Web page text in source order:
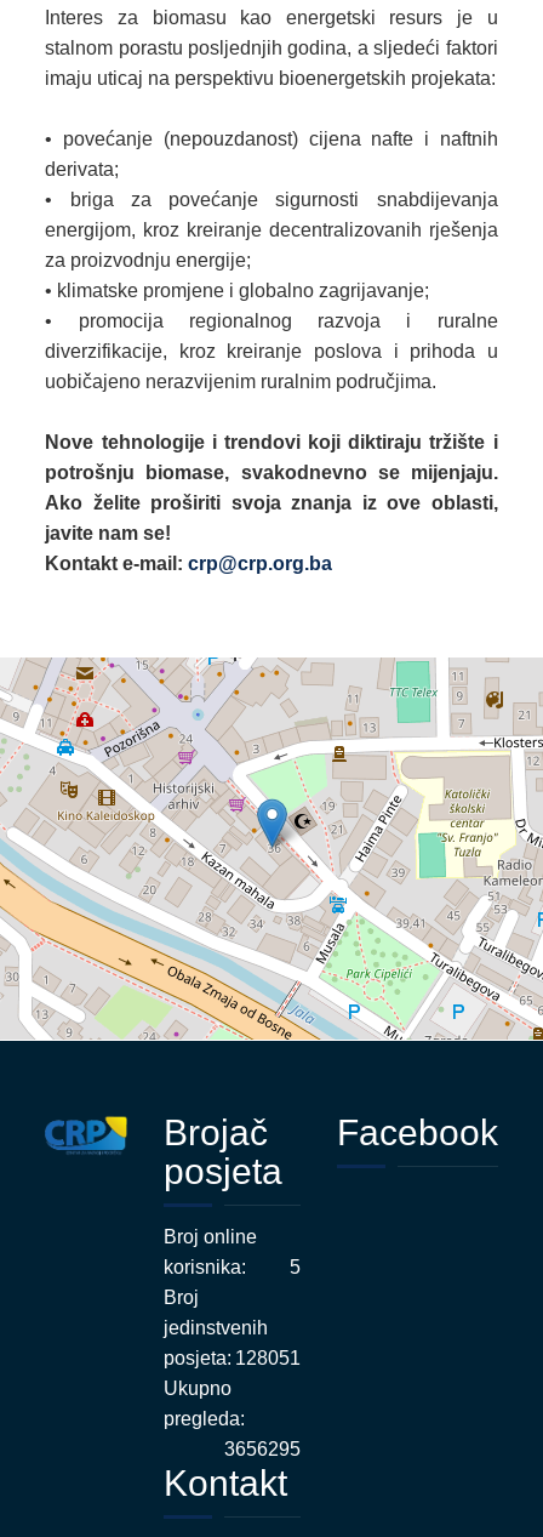
Interes za biomasu kao energetski resurs je u
stalnom porastu posljednjih godina, a sljedeći faktori
imaju uticaj na perspektivu bioenergetskih projekata:
• povećanje (nepouzdanost) cijena nafte i naftnih
derivata;
• briga za povećanje sigurnosti snabdijevanja
energijom, kroz kreiranje decentralizovanih rješenja
za proizvodnju energije;
• klimatske promjene i globalno zagrijavanje;
• promocija regionalnog razvoja i ruralne
diverzifikacije, kroz kreiranje poslova i prihoda u
uobičajeno nerazvijenim ruralnim područjima.
Nove tehnologije i trendovi koji diktiraju tržište i
potrošnju biomase, svakodnevno se mijenjaju.
Ako želite proširiti svoja znanja iz ove oblasti,
javite nam se!
Kontakt e-mail:crp@crp.org.ba
Brojač
posjeta
Broj online
korisnika:
5
Broj
jedinstvenih
posjeta: 128051
Ukupno
pregleda:
3656295
Kontakt
Facebook